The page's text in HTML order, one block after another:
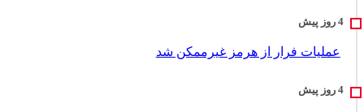
عملیات فرار از هرمز غیرممکن شد